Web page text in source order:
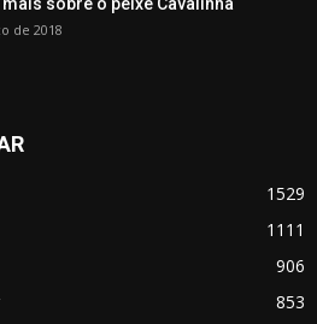
de 2018
1529
1111
906
853